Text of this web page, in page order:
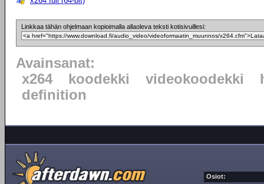
Linkkaa tähän ohjelmaan kopioimalla allaoleva teksti kotisivuillesi:
Avainsanat:
x264
koodekki videokoodekki
definition
Osiot: